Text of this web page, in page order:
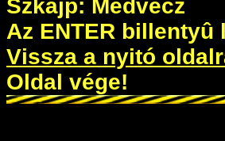
Szkájp:
Az ENTER
Vissza a nyitó
Oldal vége!